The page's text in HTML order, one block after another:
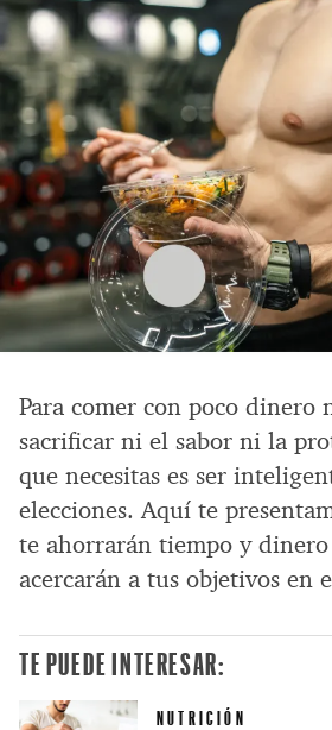
Para comer con poco dinero
sacrificar ni el sabor ni la
que necesitas es ser
elecciones. Aquí te
te ahorrarán tiempo y
acercarán a tus objetivos en
TE PUEDE INTERESAR:
NUTRICIÓN